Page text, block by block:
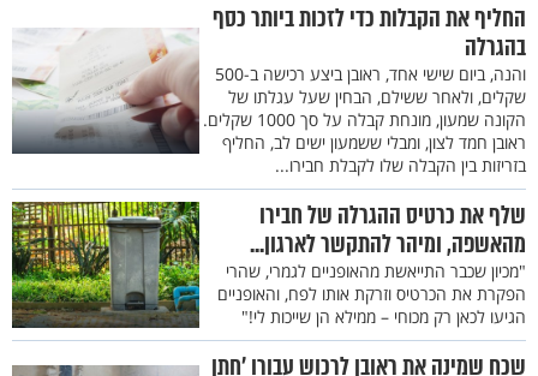
החליף את הקבלות כדי לזכות ביותר כסף
בהגרלה
והנה, ביום שישי אחד, ראובן ביצע רכישה ב-500
שקלים, ולאחר ששילם, הבחין שעל עגלתו של
הקונה שמעון, מונחת קבלה על סך 1000 שקלים.
ראובן חמד לצון, ומבלי ששמעון ישים לב, החליף
בזריזות בין הקבלה שלו לקבלת חבירו...
שלף את כרטיס ההגרלה של חבירו
מהאשפה, ומיהר להתקשר לארגון...
"מכיון שכבר התייאשת מהאופניים לגמרי, שהרי
הפקרת את הכרטיס וזרקת אותו לפח, והאופניים
הגיעו לכאן רק מכוחי – ממילא הן שייכות לי!"
שכח שמינה את ראובן לרכוש עבורו ’חתן